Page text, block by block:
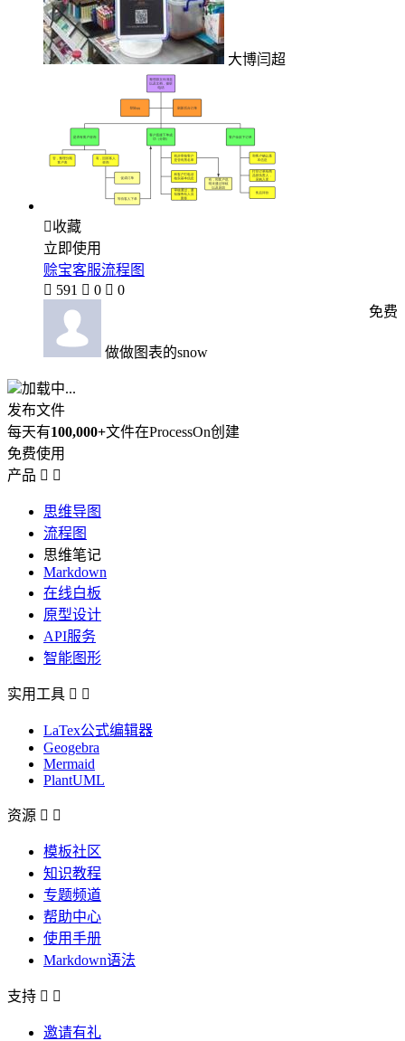
大博闫超
收藏
立即使用
赊宝客服流程图
 591  0  0
做做图表的snow
免费
加载中...
发布文件
每天有100,000+文件在ProcessOn创建
免费使用
产品  
思维导图
流程图
思维笔记
Markdown
在线白板
原型设计
API服务
智能图形
实用工具  
LaTex公式编辑器
Geogebra
Mermaid
PlantUML
资源  
模板社区
知识教程
专题频道
帮助中心
使用手册
Markdown语法
支持  
邀请有礼